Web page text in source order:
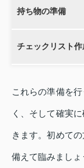
持ち物の準備
チェックリスト作
これらの準備を
く、そして確実
きます。初めて
備えて臨みましょ